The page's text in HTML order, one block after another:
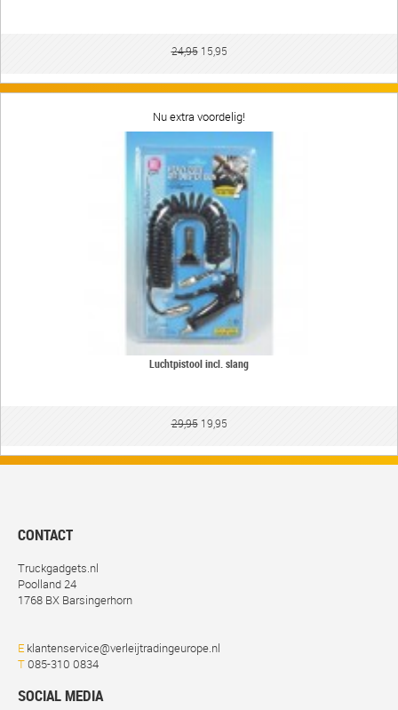
24,9515,95
Nu extra voordelig!
Luchtpistool incl. slang
29,9519,95
CONTACT
Truckgadgets.nl
Poolland 24
1768 BX Barsingerhorn
E klantenservice@verleijtradingeurope.nl
T085-310 0834
SOCIAL MEDIA